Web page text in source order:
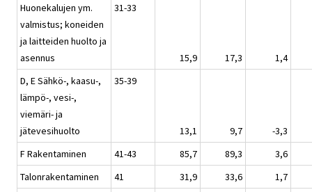
Huonekalujen ym.
valmistus; koneiden
ja laitteiden huolto ja
asennus
31-33
15,9 17,3
1,4
D, E Sähkö-, kaasu-,
lämpö-, vesi-,
viemäri- ja
jätevesihuolto
35-39
13,1 9,7
-3,3
F Rakentaminen
41-43 85,7 89,3
3,6
Talonrakentaminen
41 31,9 33,6
1,7